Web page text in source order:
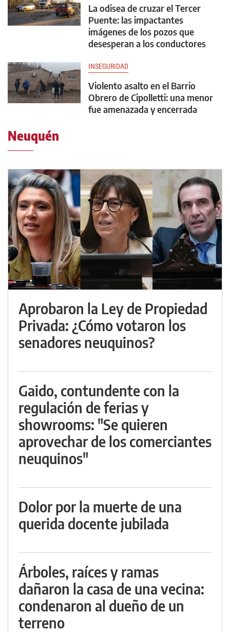
La odisea de cruzar el Tercer
Puente: las impactantes
imágenes de los pozos que
desesperan a los conductores
INSEGURIDAD
Violento asalto en el Barrio
Obrero de Cipolletti: una menor
fue amenazada y encerrada
Neuquén
Aprobaron la Ley de Propiedad
Privada: ¿Cómo votaron los
senadores neuquinos?
Gaido, contundente con la
regulación de ferias y
showrooms: "Se quieren
aprovechar de los comerciantes
neuquinos"
Dolor por la muerte de una
querida docente jubilada
Árboles, raíces y ramas
dañaron la casa de una vecina:
condenaron al dueño de un
terreno